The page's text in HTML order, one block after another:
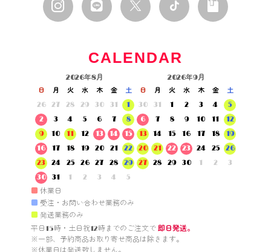
CALENDAR
2026年8月
日 月 火 水 木 金
土
26
27 28 29 30 31
1
2
3 4 5 6 7
8
9
10 11 12 13 14
15
16
17 18 19 20 21
22
23
24 25 26 27 28
29
30
31 1 2 3 4 5
2026年9月
日 月 火 水 木 金
土
30
31 1 2 3 4
5
6
7 8 9 10 11
12
13
14 15 16 17 18
19
20
21 22 23 24 25
26
27
28 29 30 1 2 3
■ 休業日
■ 受注・お問い合わせ業務のみ
■ 発送業務のみ
平日15時・土日祝12時までのご注文で 即日発送。
※一部、予約商品お取り寄せ商品は除きます。